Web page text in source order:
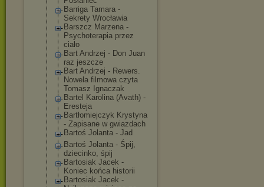
Barriga Tamara -
Sekrety Wrocławia
Barszcz Marzena -
Psychoterapia przez
ciało
Bart Andrzej - Don Juan
raz jeszcze
Bart Andrzej - Rewers.
Nowela filmowa czyta
Tomasz Ignaczak
Bartel Karolina (Avath) -
Eresteja
Bartłomiejczyk Krystyna
- Zapisane w gwiazdach
Bartoś Jolanta - Jad
Bartoś Jolanta - Śpij,
dziecinko, śpij
Bartosiak Jacek -
Koniec końca historii
Bartosiak Jacek -